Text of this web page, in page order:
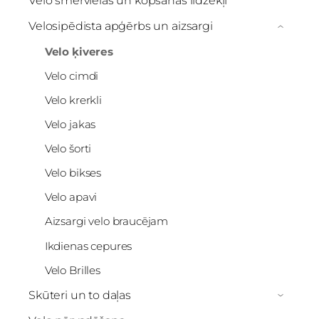
Velosipēdista apģērbs un aizsargi
Velo ķiveres
Velo cimdi
Velo krerkli
Velo jakas
Velo šorti
Velo bikses
Velo apavi
Aizsargi velo braucējam
Ikdienas cepures
Velo Brilles
›
Skūteri un to daļas ›